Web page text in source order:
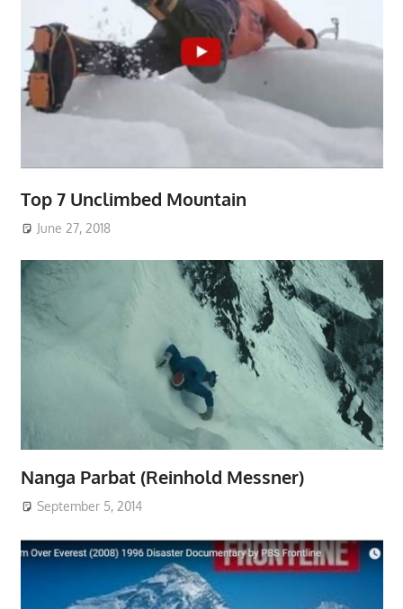
Top 7 Unclimbed Mountain
June 27, 2018
Nanga Parbat (Reinhold Messner)
September 5, 2014